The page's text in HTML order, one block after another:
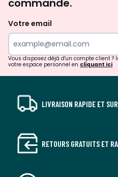
commande.
Votre email
Vous disposez déjà d'un compte client
votre espace personnel en cliquant ici
LIVRAISON RAPIDE ET
RETOURS GRATUITS ET